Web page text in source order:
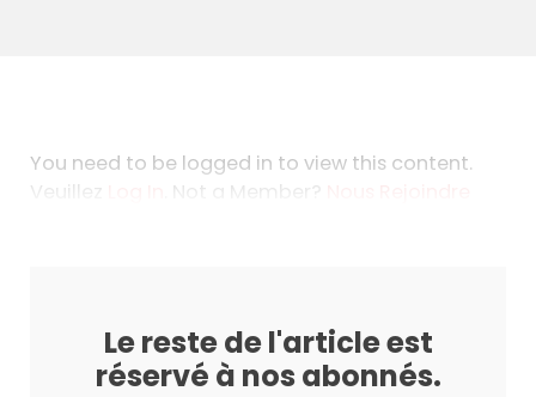
You need to be logged in to view this content.
Veuillez
. Not a Member?
Le reste de l'article est
réservé à nos abonnés.